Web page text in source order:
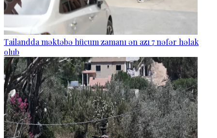
Tailandda məktəbə hücum zamanı ən azı 7 nəfər həlak
olub